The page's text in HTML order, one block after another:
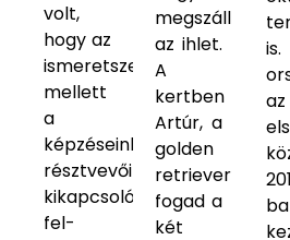
volt,
hogy az
ismeretszerzés
mellett
a
képzéseink
résztvevői
kikapcsolódjanak,
fel-
megszáll
az ihlet.
A
kertben
Artúr, a
golden
retriever
fogad a
két
az